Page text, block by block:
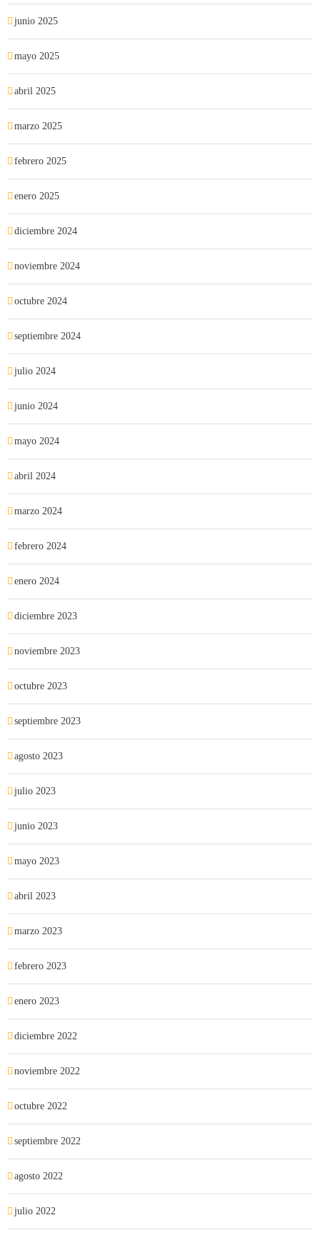
junio 2025
mayo 2025
abril 2025
marzo 2025
febrero 2025
enero 2025
diciembre 2024
noviembre 2024
octubre 2024
septiembre 2024
julio 2024
junio 2024
mayo 2024
abril 2024
marzo 2024
febrero 2024
enero 2024
diciembre 2023
noviembre 2023
octubre 2023
septiembre 2023
agosto 2023
julio 2023
junio 2023
mayo 2023
abril 2023
marzo 2023
febrero 2023
enero 2023
diciembre 2022
noviembre 2022
octubre 2022
septiembre 2022
agosto 2022
julio 2022